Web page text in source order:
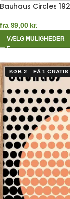
Bauhaus Circles
fra 99,00 kr.
VÆLG MULIGHEDER
KØB 2 – FÅ 1 GRATIS